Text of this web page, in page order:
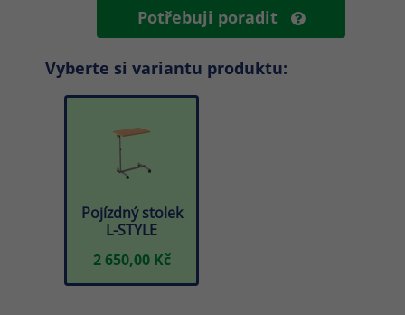
Potřebuji poradit
Vyberte si variantu produktu:
Pojízdný stolek
L-STYLE
2 650,00 Kč